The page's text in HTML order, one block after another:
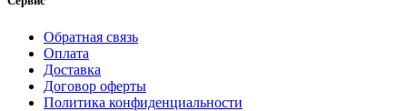
Обратная связь
Оплата
Доставка
Договор оферты
Политика конфиденциальности